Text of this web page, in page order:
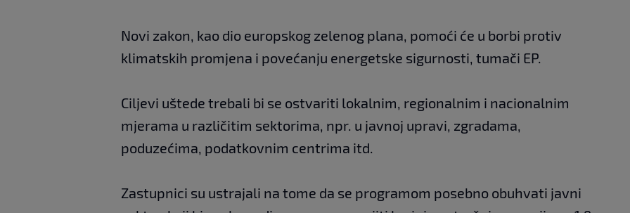
Novi zakon, kao dio europskog zelenog plana, pomoći će u borbi protiv
klimatskih promjena i povećanju energetske sigurnosti, tumači EP.
Ciljevi uštede trebali bi se ostvariti lokalnim, regionalnim i nacionalnim
mjerama u različitim sektorima, npr. u javnoj upravi, zgradama,
poduzećima, podatkovnim centrima itd.
Zastupnici su ustrajali na tome da se programom posebno obuhvati javni